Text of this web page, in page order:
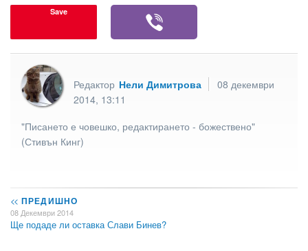
Save
Редактор Нели Димитрова
08 декември
2014, 13:11
"Писането е човешко, редактирането - божествено"
(Стивън Кинг)
<< ПРЕДИШНО
08 Декември 2014
Ще подаде ли оставка Слави Бинев?